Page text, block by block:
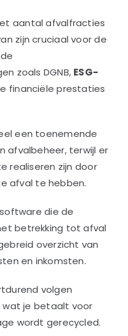
aantal afvalfracties
zijn cruciaal voor de
zoals DGNB, ESG-
financiële prestaties
een toenemende
afvalbeheer, terwijl er
realiseren zijn door
afval te hebben.
die de
betrekking tot afval
overzicht van
en inkomsten.
volgen
wat je betaalt voor
wordt gerecycled.